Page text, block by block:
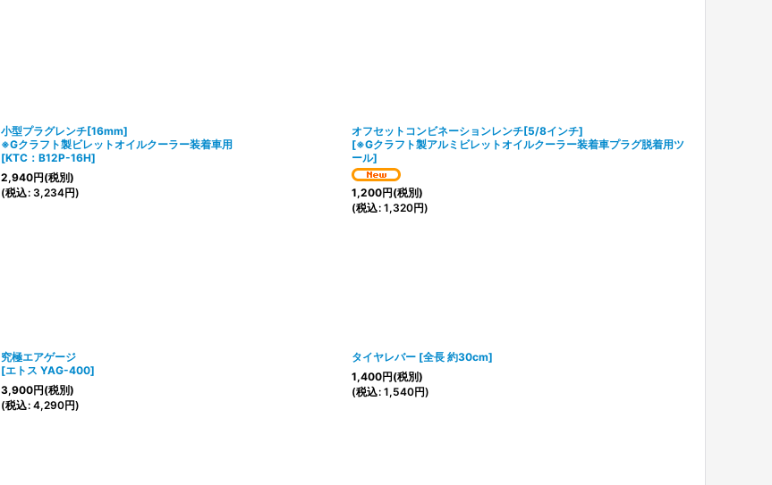
小型プラグレンチ[16mm]
※Gクラフト製ビレットオイルクーラー装着車用
[KTC：B12P-16H]
2,940円(税別)
(税込: 3,234円)
オフセットコンビネーションレンチ[5/8インチ]
[※Gクラフト製アルミビレットオイルクーラー装着車プラグ脱着用ツ
ール]
1,200円(税別)
(税込: 1,320円)
究極エアゲージ
[エトス YAG-400]
3,900円(税別)
(税込: 4,290円)
タイヤレバー [全長 約30cm]
1,400円(税別)
(税込: 1,540円)